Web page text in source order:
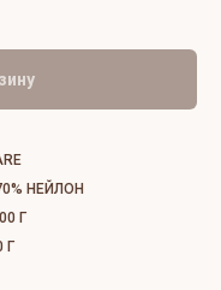
НЕЙЛОН
Г
Г